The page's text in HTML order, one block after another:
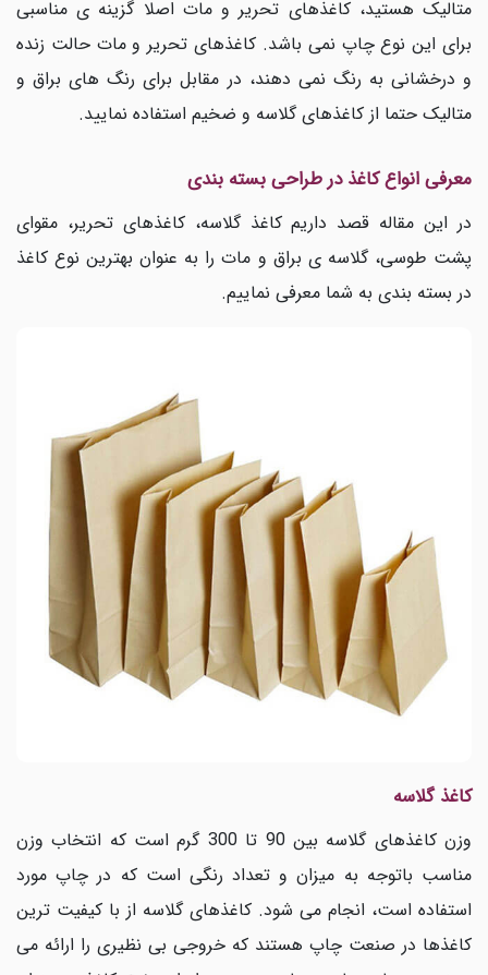
متالیک هستید، کاغذهای تحریر و مات اصلا گزینه ی مناسبی
برای این نوع چاپ نمی باشد. کاغذهای تحریر و مات حالت زنده
و درخشانی به رنگ نمی دهند، در مقابل برای رنگ های براق و
متالیک حتما از کاغذهای گلاسه و ضخیم استفاده نمایید.
معرفی انواع کاغذ در طراحی بسته بندی
در این مقاله قصد داریم کاغذ گلاسه، کاغذهای تحریر، مقوای
پشت طوسی، گلاسه ی براق و مات را به عنوان بهترین نوع کاغذ
در بسته بندی به شما معرفی نماییم.
کاغذ گلاسه
وزن کاغذهای گلاسه بین 90 تا 300 گرم است که انتخاب وزن
مناسب باتوجه به میزان و تعداد رنگی است که در چاپ مورد
استفاده است، انجام می شود. کاغذهای گلاسه از با کیفیت ترین
کاغذها در صنعت چاپ هستند که خروجی بی نظیری را ارائه می